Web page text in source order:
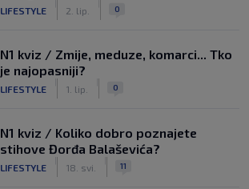
LIFESTYLE 2. lip. 0
N1 kviz / Zmije, meduze, komarci... Tko
je najopasniji?
LIFESTYLE 1. lip. 0
N1 kviz / Koliko dobro poznajete
stihove Đorđa Balaševića?
LIFESTYLE 18. svi. 11